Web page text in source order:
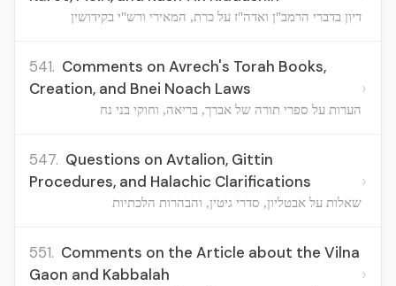
דיון בדברי הרמב"ן ואדה"ז על כרת, המאירי ורש"י בקידושין
541. Comments on Avrech's Torah Books,
Creation, and Bnei Noach Laws
הערות על ספרי תורה של אברך, בריאה, וחוקי בני נח
›
547. Questions on Avtalion, Gittin
Procedures, and Halachic Clarifications
שאלות על אבטליון, סדרי גיטין, והבהרות הלכתיות
›
551. Comments on the Article about the Vilna
Gaon and Kabbalah
›